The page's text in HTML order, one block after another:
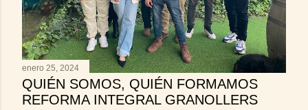
enero 25, 2024
QUIÉN SOMOS, QUIÉN FORMAMOS
REFORMA INTEGRAL GRANOLLERS